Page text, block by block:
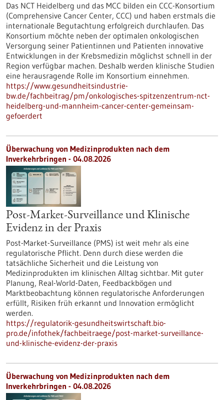
Das NCT Heidelberg und das MCC bilden ein CCC-Konsortium
(Comprehensive Cancer Center, CCC) und haben erstmals die
internationale Begutachtung erfolgreich durchlaufen. Das
Konsortium möchte neben der optimalen onkologischen
Versorgung seiner Patientinnen und Patienten innovative
Entwicklungen in der Krebsmedizin möglichst schnell in der
Region verfügbar machen. Deshalb werden klinische Studien
eine herausragende Rolle im Konsortium einnehmen.
https://www.gesundheitsindustrie-
bw.de/fachbeitrag/pm/onkologisches-spitzenzentrum-nct-
heidelberg-und-mannheim-cancer-center-gemeinsam-
gefoerdert
Überwachung von Medizinprodukten nach dem
Inverkehrbringen - 04.08.2026
Post-Market-Surveillance und Klinische
Evidenz in der Praxis
Post-Market-Surveillance (PMS) ist weit mehr als eine
regulatorische Pflicht. Denn durch diese werden die
tatsächliche Sicherheit und die Leistung von
Medizinprodukten im klinischen Alltag sichtbar. Mit guter
Planung, Real-World-Daten, Feedbackbögen und
Marktbeobachtung können regulatorische Anforderungen
erfüllt, Risiken früh erkannt und Innovation ermöglicht
werden.
https://regulatorik-gesundheitswirtschaft.bio-
pro.de/infothek/fachbeitraege/post-market-surveillance-
und-klinische-evidenz-der-praxis
Überwachung von Medizinprodukten nach dem
Inverkehrbringen - 04.08.2026